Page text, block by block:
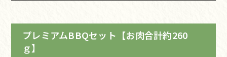
プレミアムBBQセット【お肉合計約260
ｇ】